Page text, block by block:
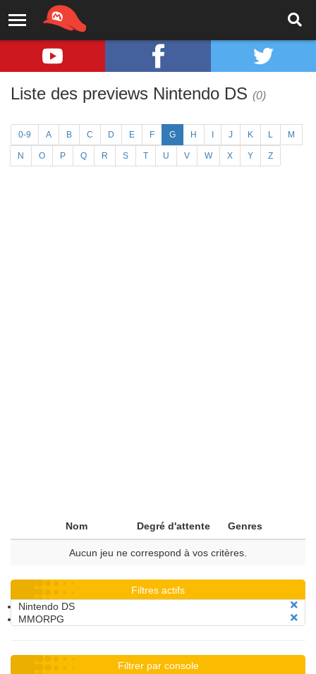
Liste des previews Nintendo DS (0)
0-9 A B C D E F G H J K L M
N O P Q R S T U V W X Y Z
Nom Degré d'attente Genres
Aucun jeu ne correspond à vos critères.
Filtres actifs
Nintendo DS
MMORPG
Filtrer par console